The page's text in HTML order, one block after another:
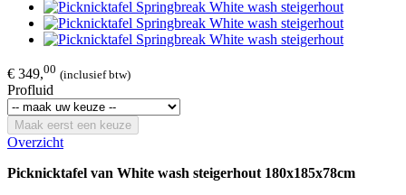
€ 349,00 (inclusief btw)
Profluid
Maak eerst een keuze
Overzicht
Picknicktafel van White wash steigerhout 180x185x78cm